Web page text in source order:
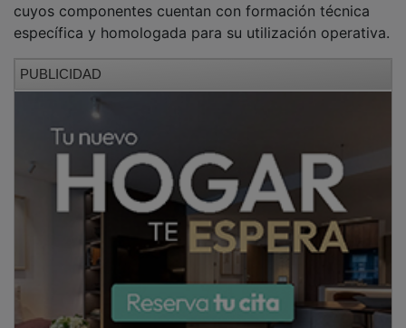
específica y homologada para su utilización operativa.
Como principal novedad tecnológica, Guadalajara
dispondrá por primera vez de dos desfibriladores de
tipo tótem instalados de forma permanente en la vía
pública
. El primero de ellos ya se encuentra
plenamente operativo en la plaza de Santo Domingo
mientras que el segundo quedará ubicado en laplaza
, frente a la fachada del Palacio del
Infantado. Estos dispositivos urbanos funcionan
mediante baterías autónomas con una vida útil de
cuatro años, disponen de sistemas de geolocalización
integrados y guían al usuario mediante sencillas